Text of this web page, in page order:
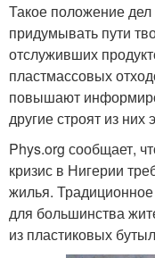
Такое положение
придумывать пути
отслуживших
пластмассовых
повышают
другие строят из них
Phys.org сообщает,
кризис в Нигерии
жилья.
для большинства
из пластиковых